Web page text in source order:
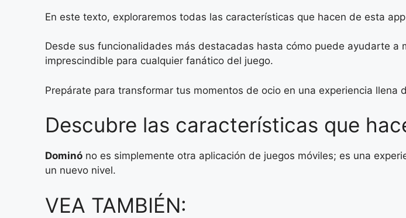
En este texto, exploraremos todas las características que hacen de esta
Desde sus funcionalidades más destacadas hasta cómo puede ayudarte
imprescindible para cualquier fanático del juego.
Prepárate para transformar tus momentos de ocio en una experiencia llena
Descubre las características que
Dominó no es simplemente otra aplicación de juegos móviles; es una
un nuevo nivel.
VEA TAMBIÉN: